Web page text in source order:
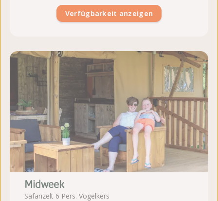
Midweek
Safarizelt 6 Pers. Vogelkers
Verfügbarkeit anzeigen